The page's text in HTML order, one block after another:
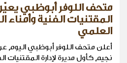
متحف اللوفر أبوظبي يعيّن
المقتنيات الفنية
العلمي
أعلن متحف اللوفر أبوظبي اليوم عن
نجيم كأول مديرة لإدارة المقتنيات